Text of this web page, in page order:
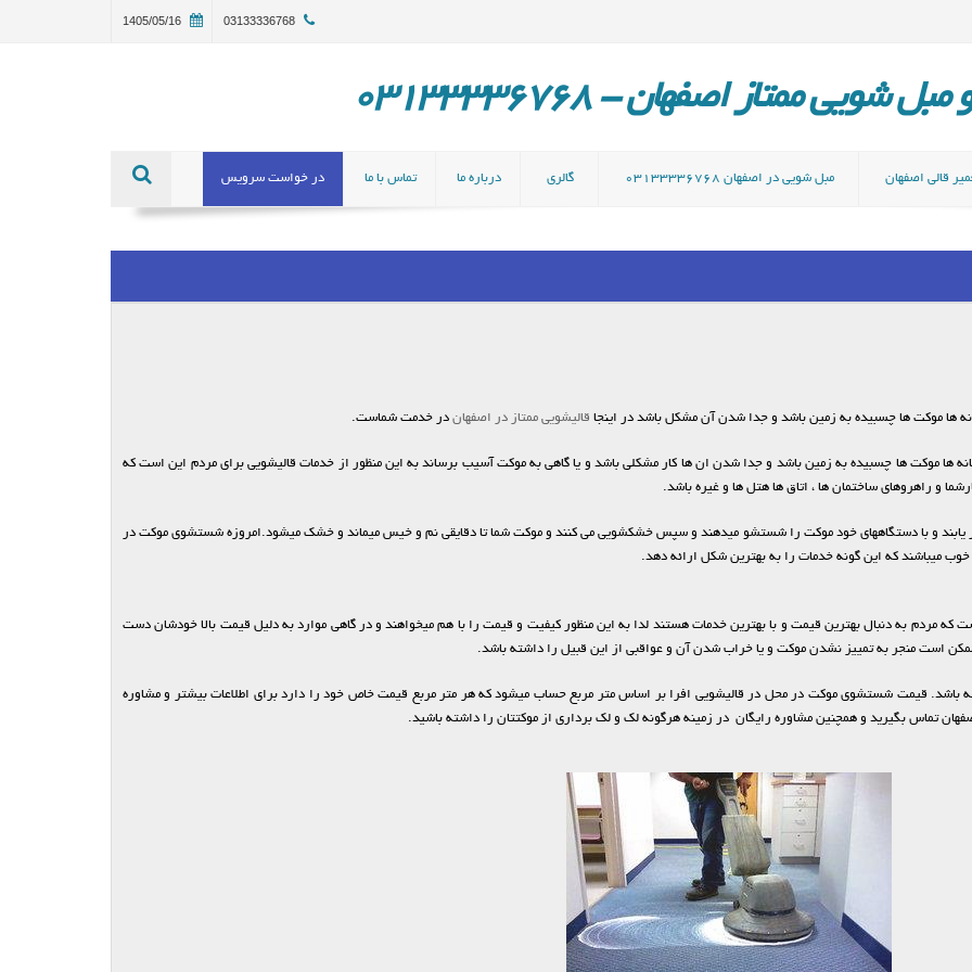
03133336768
1405/05/16
شویی ممتاز اصفهان - 03133336768
قالی اصفهان مبل شویی در اصفهان 03133336768 گالری درباره ما تماس با ما در خواست سرویس
موکت ها چسبیده به زمین باشد و جدا شدن آن مشکل باشد در اینجا قالیشویی ممتاز در اصفهان در خدمت شماست.
موکت ها چسبیده به زمین باشد و جدا شدن ان ها کار مشکلی باشد و یا گاهی به موکت آسیب برساند به این منظور از خدمات قالیشویی برای مردم این است که
و راهروهای ساختمان ها ، اتاق ها هتل ها و غیره باشد.
یابند و با دستگاههای خود موکت را شستشو میدهند و سپس خشکشویی می کنند و موکت شما تا دقایقی نم و خیس میماند و خشک میشود.امروزه شستشوی موکت در
میباشند که این گونه خدمات را به بهترین شکل ارائه دهد.
مردم به دنبال بهترین قیمت و با بهترین خدمات هستند لدا به این منظور کیفیت و قیمت را با هم میخواهند و در گاهی موارد به دلیل قیمت بالا خودشان دست
است منجر به تمییز نشدن موکت و یا خراب شدن آن و عواقبی از این قبیل را داشته باشد.
باشد. قیمت شستشوی موکت در محل در قالیشویی افرا بر اساس متر مربع حساب میشود که هر متر مربع قیمت خاص خود را دارد برای اطلاعات بیشتر و مشاوره
تماس بگیرید و همچنین مشاوره رایگان در زمینه هرگونه لک و لک برداری از موکتتان را داشته باشید.